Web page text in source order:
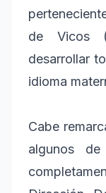
de Vicos
desarrollar
idioma
Cabe
algunos